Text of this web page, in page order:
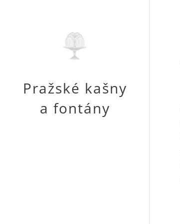
Pražské kašny
a fontány